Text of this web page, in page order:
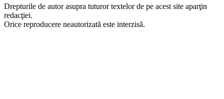
Drepturile de autor asupra tuturor textelor de pe acest site aparţin
redacţiei.
Orice reproducere neautorizată este interzisă.